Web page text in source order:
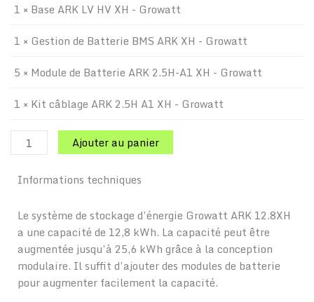
1 × Base ARK LV HV XH - Growatt
1 × Gestion de Batterie BMS ARK XH - Growatt
5 × Module de Batterie ARK 2.5H-A1 XH - Growatt
1 × Kit câblage ARK 2.5H A1 XH - Growatt
de
Batterie
12.8XH
-
Growatt
Ajouter au panier
Informations techniques
Le système de stockage d’énergie Growatt ARK 12.8XH
a une capacité de 12,8 kWh. La capacité peut être
augmentée jusqu’à 25,6 kWh grâce à la conception
modulaire. Il suffit d’ajouter des modules de batterie
pour augmenter facilement la capacité.